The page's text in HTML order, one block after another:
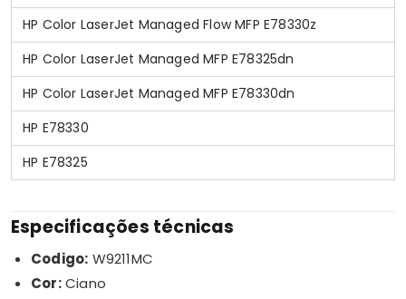
HP Color LaserJet Managed Flow MFP E78330z
HP Color LaserJet Managed MFP E78325dn
HP Color LaserJet Managed MFP E78330dn
HP E78330
HP E78325
Especificações técnicas
Codigo: W9211MC
Cor:Ciano